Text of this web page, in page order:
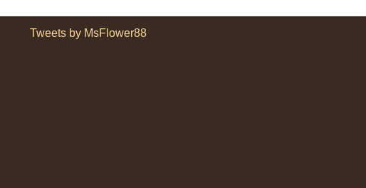
Tweets by MsFlower88